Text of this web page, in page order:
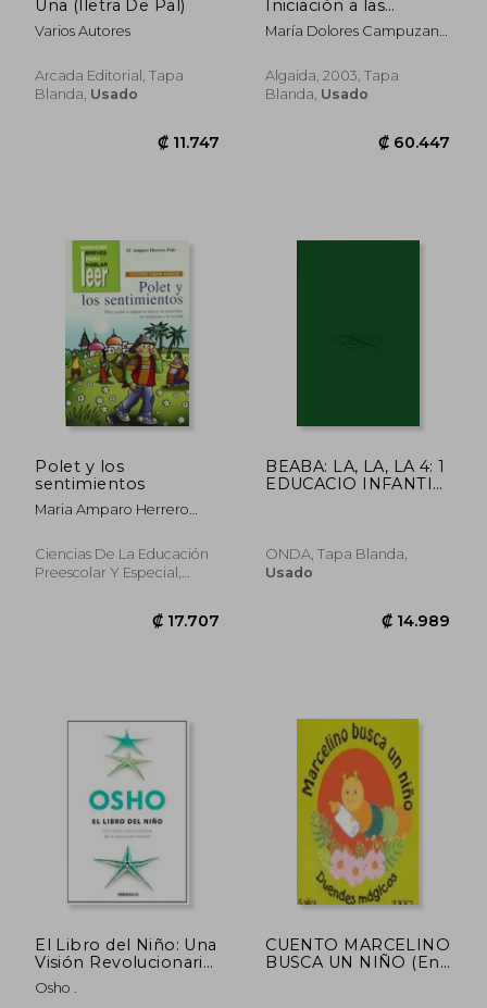
₡ 128.427
Una (lletra De Pal)
Varios Autores
Arcada Editorial, Tapa
Blanda, Usado
Iniciación a las
Matemáticas 9,
Educación Infantil, 5
María Dolores Campuzano
Algaida, 2003, Tapa
Blanda, Usado
Polet y los
sentimientos
Maria Amparo Herrero
Ciencias De La Educación
Preescolar Y Especial,
BEABA: LA, LA, LA 4: 1
EDUCACIO INFANTIL
ONDA, Tapa Blanda,
Usado
El Libro del Niño: Una
Visión Revolucionaria
de la Educación
Infantil (Autoayuda)
Osho .
CUENTO MARCELINO
BUSCA UN NIÑO (En